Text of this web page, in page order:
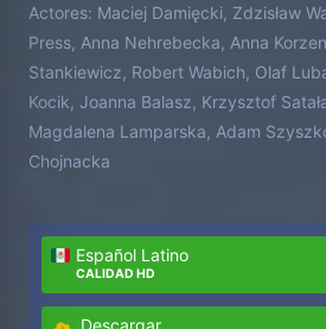
Actores: Maciej Damięcki, Zdzisław
Press, Anna Nehrebecka, Anna
Stankiewicz, Robert Wabich, Olaf
Kocik, Joanna Balasz, Krzysztof
Magdalena Lamparska, Adam
Chojnacka
Español Latino
CALIDAD HD